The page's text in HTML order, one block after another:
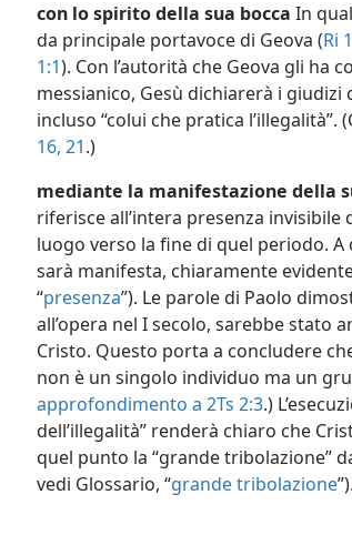
con lo spirito della sua bocca In
da principale portavoce di Geova (Ri
1:1). Con l’autorità che Geova gli ha
messianico, Gesù dichiarerà i
incluso “colui che pratica l’illegalità”.
16, 21.)
mediante la manifestazione della
riferisce all’intera presenza invisibile
luogo verso la fine di quel periodo.
sarà manifesta, chiaramente
“presenza”). Le parole di Paolo
all’opera nel I secolo, sarebbe stato
Cristo. Questo porta a concludere
non è un singolo individuo ma un
approfondimento a 2Ts 2:3.)
dell’illegalità” renderà chiaro che
quel punto la “grande tribolazione”
vedi Glossario, “grande tribolazione”).